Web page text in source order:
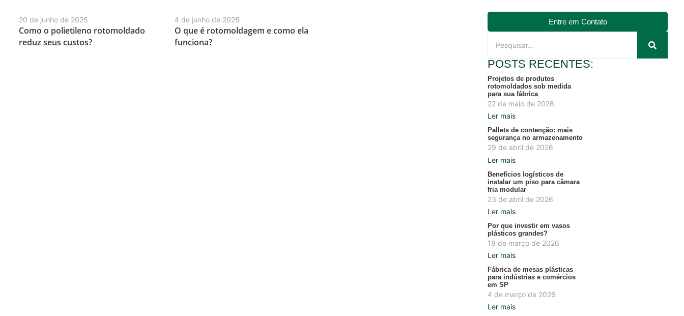
20 de junho de 2025
Como o polietileno rotomoldado
reduz seus custos?
4 de junho de 2025
O que é rotomoldagem e como ela
funciona?
Entre em Contato
POSTS RECENTES:
Projetos de produtos
rotomoldados sob medida
para sua fábrica
22 de maio de 2026
Ler mais
Pallets de contenção: mais
segurança no armazenamento
29 de abril de 2026
Ler mais
Benefícios logísticos de
instalar um piso para câmara
fria modular
23 de abril de 2026
Ler mais
Por que investir em vasos
plásticos grandes?
18 de março de 2026
Ler mais
Fábrica de mesas plásticas
para indústrias e comércios
em SP
4 de março de 2026
Ler mais